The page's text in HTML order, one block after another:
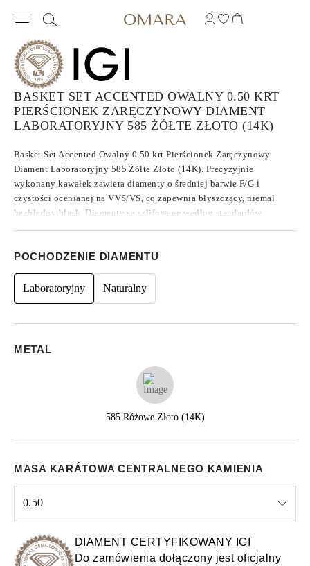
BASKET SET ACCENTED OWALNY 0.50 KRT
PIERŚCIONEK ZARĘCZYNOWY DIAMENT
LABORATORYJNY 585 ŻÓŁTE ZŁOTO (14K)
Basket Set Accented Owalny 0.50 krt Pierścionek Zaręczynowy
Diament Laboratoryjny 585 Żółte Złoto (14K). Precyzyjnie
wykonany kawałek zawiera diamenty o średniej barwie F/G i
czystości ocenianej na VVS/VS, co zapewnia błyszczący, niemal
bezbłędny blask. Diamenty są szlifowane według standardów
te kamienie nie wykazują fluorescencji.
POCHODZENIE DIAMENTU
Laboratoryjny Naturalny
METAL
585 Różowe Złoto (14K)
MASA KARÁTOWA CENTRALNEGO KAMIENIA
0.50
DIAMENT CERTYFIKOWANY IGI
Do zamówienia dołączony jest oficjalny